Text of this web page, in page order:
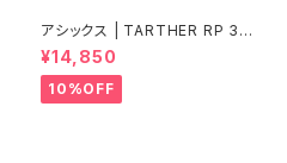
アシックス | TARTHER RP 3 |
BLACK/ILLUMINATE GREEN
| Men
¥14,850
10%OFF